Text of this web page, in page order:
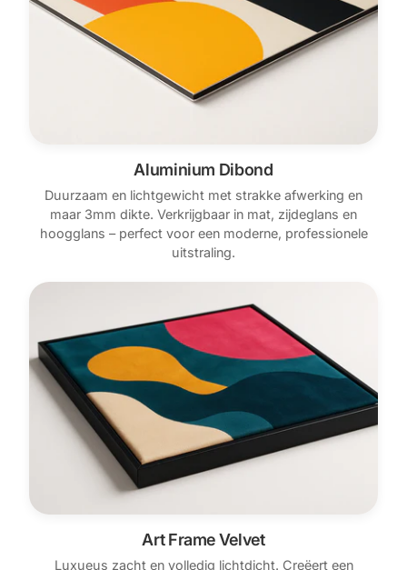
Aluminium Dibond
Duurzaam en lichtgewicht met strakke afwerking en
maar 3mm dikte. Verkrijgbaar in mat, zijdeglans en
hoogglans – perfect voor een moderne, professionele
uitstraling.
Art Frame Velvet
Luxueus zacht en volledig lichtdicht. Creëert een